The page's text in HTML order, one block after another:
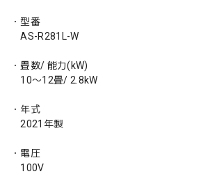
・型番
AS-R281L-W
・畳数/ 能力(kW)
10〜12畳/ 2.8kW
・年式
2021年製
・電圧
100V